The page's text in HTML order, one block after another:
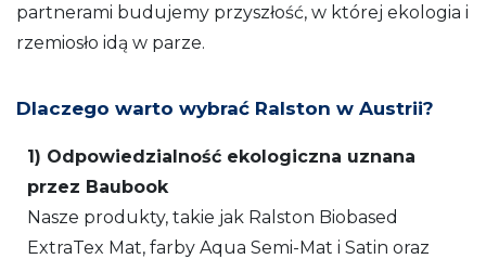
partnerami budujemy przyszłość, w której ekologia i
rzemiosło idą w parze.
Dlaczego warto wybrać Ralston w Austrii?
1) Odpowiedzialność ekologiczna uznana
przez Baubook
Nasze produkty, takie jak Ralston Biobased
ExtraTex Mat, farby Aqua Semi-Mat i Satin oraz